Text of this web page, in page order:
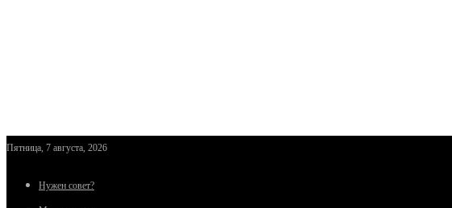
Пятница, 7 августа, 2026
Нужен совет?